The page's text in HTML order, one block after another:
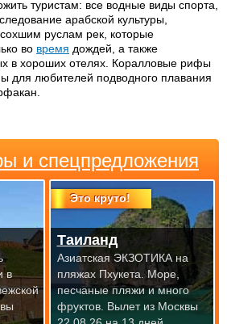
туристам: все водные виды спорта,
арабской культуры,
руслам рек, которые
во время дождей, а также
в хороших отелях. Коралловые рифы
для любителей подводного плавания
Resort 5*
Sandy Beach Motel 3*
и спецпредложения
в
Это круто!
Таиланд
Азиатская ЭКЗОТИКА на
пляжах Пхукета. Море,
песчаные пляжи и много
фруктов. Вылет из Москвы